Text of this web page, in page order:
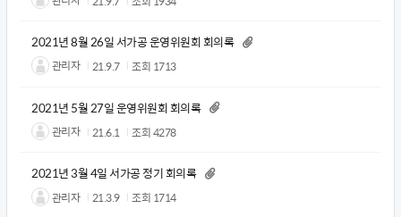
2021년 8월 26일 서가공 운영위원회 회의록
관리자 21.9.7 조회 1713
2021년 5월 27일 운영위원회 회의록
관리자 21.6.1 조회4278
2021년 3월 4일 서가공 정기 회의록
관리자 21.3.9 조회 1714